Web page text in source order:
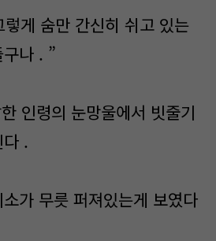
게 숨만 간신히 쉬고 있는
나 . ”
인령의 눈망울에서 빗줄기
.
가 무릇 퍼져있는게 보였다